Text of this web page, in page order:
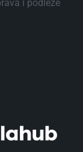
i podleze